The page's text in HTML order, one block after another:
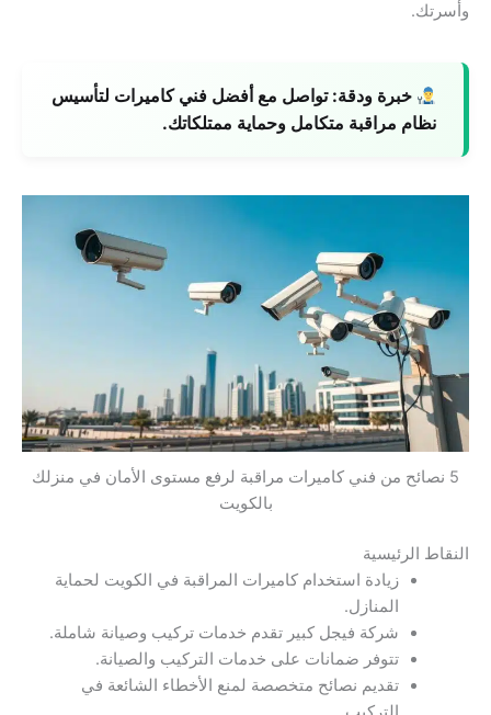
وأسرتك.
خبرة ودقة: تواصل مع أفضل فني كاميرات لتأسيس
نظام مراقبة متكامل وحماية ممتلكاتك.
5 نصائح من فني كاميرات مراقبة لرفع مستوى الأمان في منزلك
بالكويت
النقاط الرئيسية
زيادة استخدام كاميرات المراقبة في الكويت لحماية
المنازل.
شركة فيجل كبير تقدم خدمات تركيب وصيانة شاملة.
تتوفر ضمانات على خدمات التركيب والصيانة.
تقديم نصائح متخصصة لمنع الأخطاء الشائعة في